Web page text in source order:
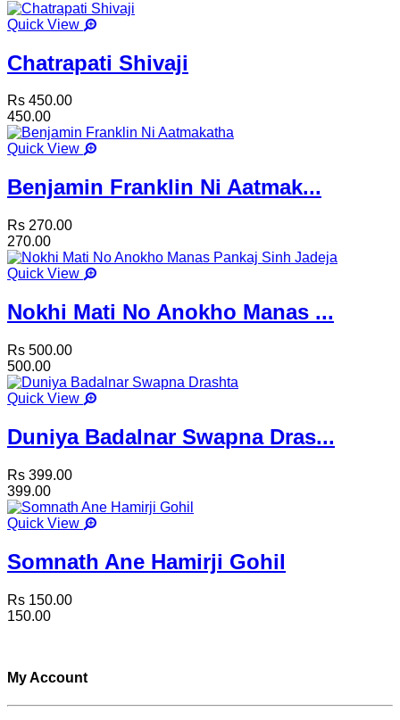
Quick View
Chatrapati Shivaji
Rs 450.00
450.00
Quick View
Benjamin Franklin Ni Aatmak...
Rs 270.00
270.00
Quick View
Nokhi Mati No Anokho Manas ...
Rs 500.00
500.00
Quick View
Duniya Badalnar Swapna Dras...
Rs 399.00
399.00
Quick View
Somnath Ane Hamirji Gohil
Rs 150.00
150.00
My Account